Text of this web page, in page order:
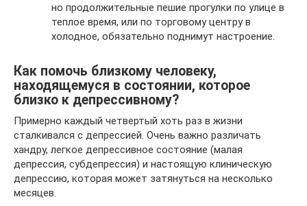
но продолжительные пешие прогулки по улице в
теплое время, или по торговому центру в
холодное, обязательно поднимут настроение.
Как помочь близкому человеку,
находящемуся в состоянии, которое
близко к депрессивному?
Примерно каждый четвертый хоть раз в жизни
сталкивался с депрессией. Очень важно различать
хандру, легкое депрессивное состояние (малая
депрессия, субдепрессия) и настоящую клиническую
депрессию, которая может затянуться на несколько
месяцев.